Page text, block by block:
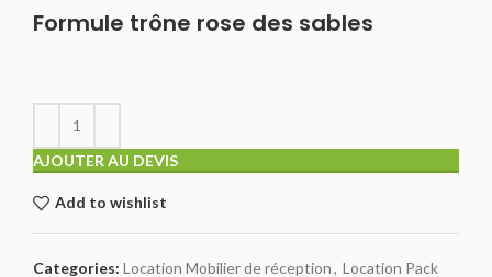
Formule trône rose des sables
AJOUTER AU DEVIS
Add to wishlist
Categories: Location Mobilier de réception, Location Pack